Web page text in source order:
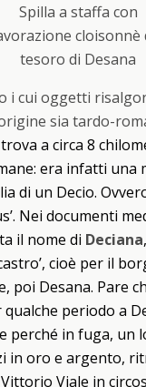
Spilla a staffa con
cloisonnè
tesoro di Desana
i cui oggetti
sia tardo-
a circa 8
era infatti una
di un Decio.
Nei documenti
il nome di Deciana
cioè per il
poi Desana. Pare
periodo a
perché in fuga, un
in oro e argento,
Viale in